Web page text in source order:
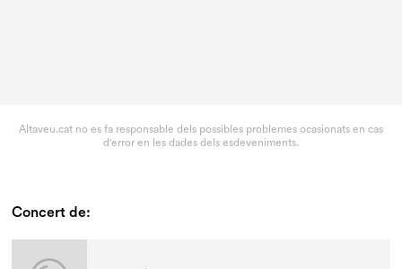
Altaveu.cat no es fa responsable dels possibles problemes ocasionats en cas
d'error en les dades dels esdeveniments.
Concert de: